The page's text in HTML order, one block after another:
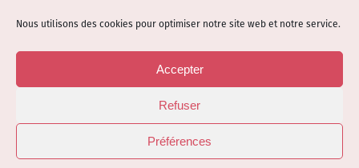
Nous utilisons des cookies pour optimiser notre site web et notre service.
Accepter
Refuser
Préférences
kloelicious_
Mentions légales
Politique de cookies (EU)
© Site web réalisé parDénode- Illustrations par
Kloelicioustattoo tous droits réservés